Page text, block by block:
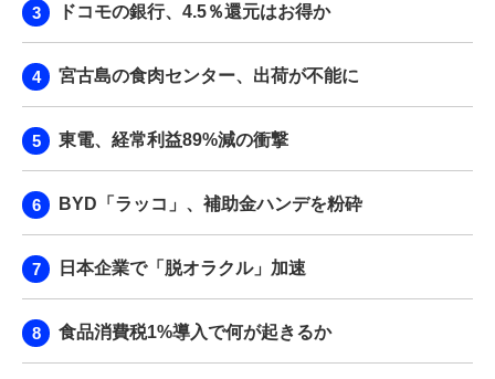
ドコモの銀行、4.5％還元はお得か
宮古島の食肉センター、出荷が不能に
東電、経常利益89%減の衝撃
BYD「ラッコ」、補助金ハンデを粉砕
日本企業で「脱オラクル」加速
食品消費税1%導入で何が起きるか